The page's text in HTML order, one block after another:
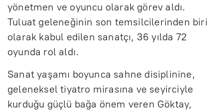
yönetmen ve oyuncu olarak görev aldı.
Tuluat geleneğinin son temsilcilerinden biri
olarak kabul edilen sanatçı, 36 yılda 72
oyunda rol aldı.
Sanat yaşamı boyunca sahne disiplinine,
geleneksel tiyatro mirasına ve seyirciyle
kurduğu güçlü bağa önem veren Göktay,